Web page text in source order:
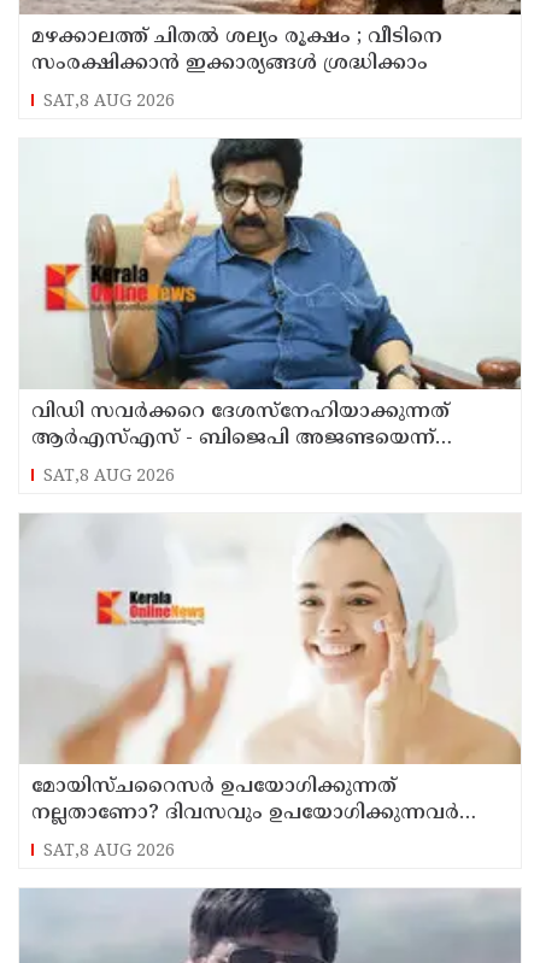
മഴക്കാലത്ത് ചിതൽ ശല്യം രൂക്ഷം ; വീടിനെ
സംരക്ഷിക്കാൻ ഇക്കാര്യങ്ങൾ ശ്രദ്ധിക്കാം
SAT,8 AUG 2026
വിഡി സവര്‍ക്കറെ ദേശസ്‌നേഹിയാക്കുന്നത്
ആര്‍എസ്എസ് - ബിജെപി അജണ്ടയെന്ന്
മുതിര്‍ന്ന മുസ്ലീം ലീഗ് നേതാവ് എംകെ മുനീര്‍
SAT,8 AUG 2026
മോയിസ്ചറൈസർ ഉപയോഗിക്കുന്നത്
നല്ലതാണോ? ദിവസവും ഉപയോഗിക്കുന്നവർ
ഇക്കാര്യങ്ങൾ അറിയണം
SAT,8 AUG 2026